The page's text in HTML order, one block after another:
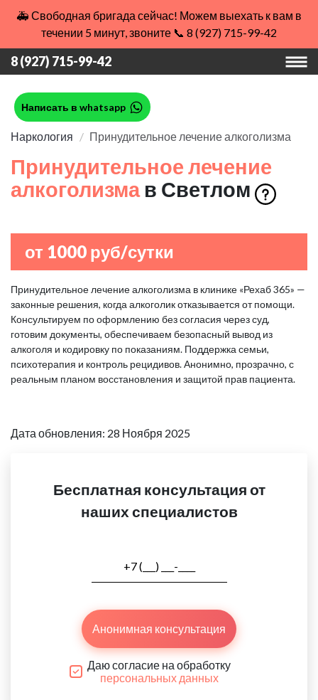
🚑 Свободная бригада сейчас! Можем выехать к вам в
течении 5 минут, звоните 📞 8 (927) 715-99-42
8 (927) 715-99-42
Написать в whatsapp
Наркология Принудительное лечение алкоголизма
Принудительное лечение
алкоголизма в Светлом
от 1000 руб/сутки
Принудительное лечение алкоголизма в клинике «Рехаб 365» —
законные решения, когда алкоголик отказывается от помощи.
Консультируем по оформлению без согласия через суд,
готовим документы, обеспечиваем безопасный вывод из
алкоголя и кодировку по показаниям. Поддержка семьи,
психотерапия и контроль рецидивов. Анонимно, прозрачно, с
реальным планом восстановления и защитой прав пациента.
Дата обновления: 28 Ноября 2025
Бесплатная консультация от
наших специалистов
Анонимная консультация
Даю согласие на обработку
персональных данных